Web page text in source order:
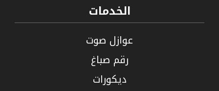
الخدمات
عوازل صوت
رقم صباغ
ديكورات